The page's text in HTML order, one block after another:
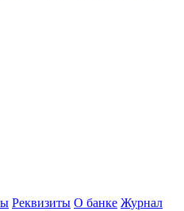
Реквизиты О банке Журнал